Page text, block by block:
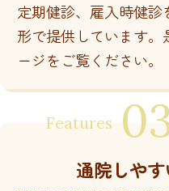
定期健診、雇入時健診
形で提供しています。
ージをご覧ください。
通院しや